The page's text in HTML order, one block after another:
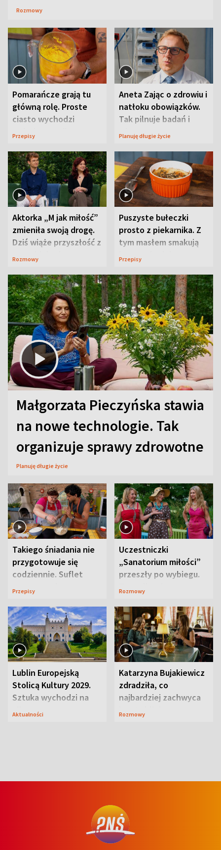
Rozmowy
Pomarańcze grają tu
główną rolę. Proste
ciasto wychodzi
wyjątkowo wilgotne
Przepisy
Aneta Zając o zdrowiu i
natłoku obowiązków.
Tak pilnuje badań i
wizyt
Planuję długie życie
Aktorka „M jak miłość”
zmieniła swoją drogę.
Dziś wiąże przyszłość z
neurobiologią
Rozmowy
Puszyste bułeczki
prosto z piekarnika. Z
tym masłem smakują
jeszcze lepiej
Przepisy
Małgorzata Pieczyńska stawia
na nowe technologie. Tak
organizuje sprawy zdrowotne
Planuję długie życie
Takiego śniadania nie
przygotowuje się
codziennie. Suflet
serowy zachwyca
Przepisy
Uczestniczki
„Sanatorium miłości”
przeszły po wybiegu.
Te stylizacje
Rozmowy
Lublin Europejską
Stolicą Kultury 2029.
Sztuka wychodzi na
ulice
Aktualności
Katarzyna Bujakiewicz
zdradziła, co
najbardziej zachwyca
ją w Lublinie
Rozmowy